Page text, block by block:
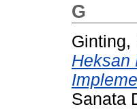
G
Ginting,
Heksan
Sanata